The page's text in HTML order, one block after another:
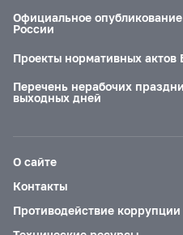
Официальное
России
Проекты нормативных актов
Перечень нерабочих
выходных дней
О сайте
Контакты
Противодействие коррупции